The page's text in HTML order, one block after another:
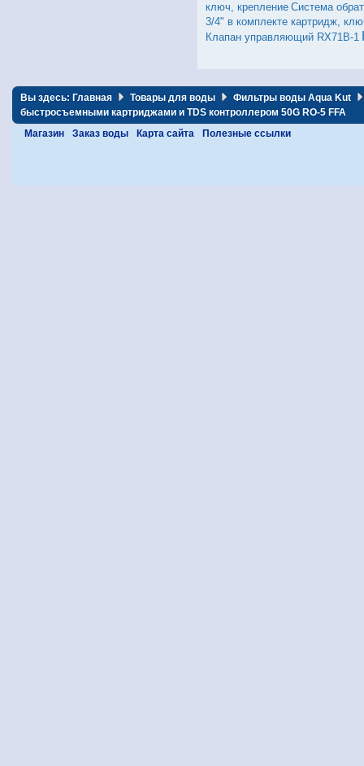
ключ, крепление Система
3/4" в комплекте картридж,
Клапан управляющий RX71B-1
Вы здесь: Главная Товары для воды
Фильтры воды Aqua Kut
быстpосъемными картриджами и TDS контроллером 50G RO-5 FFA
Магазин
Заказ воды Карта сайта Полезные ссылки